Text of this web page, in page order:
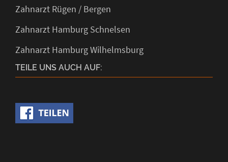
Zahnarzt Rügen / Bergen
Zahnarzt Hamburg Schnelsen
Zahnarzt Hamburg Wilhelmsburg
TEILE UNS AUCH AUF: